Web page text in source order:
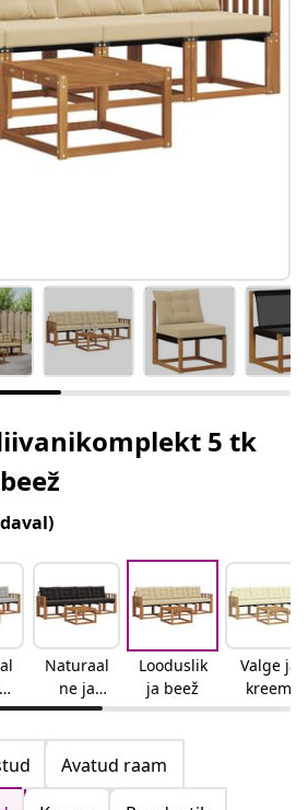
5 tk
Naturaal
ne ja
must
Looduslik
ja beež
Valge ja
kreem
Avatud raam